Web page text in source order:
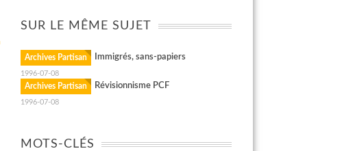
SUR LE MÊME SUJET
Archives Partisan Immigrés, sans-papiers
1996-07-08
Archives Partisan Révisionnisme PCF
1996-07-08
MOTS-CLÉS